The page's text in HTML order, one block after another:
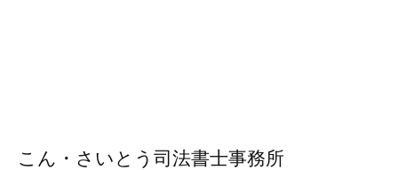
こん・さいとう司法書士事務所